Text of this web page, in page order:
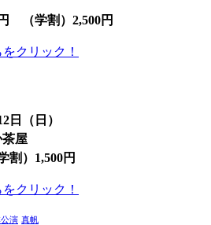
（学割）2,500円
クリック！
日（日）
屋
割）1,500円
クリック！
演 真帆